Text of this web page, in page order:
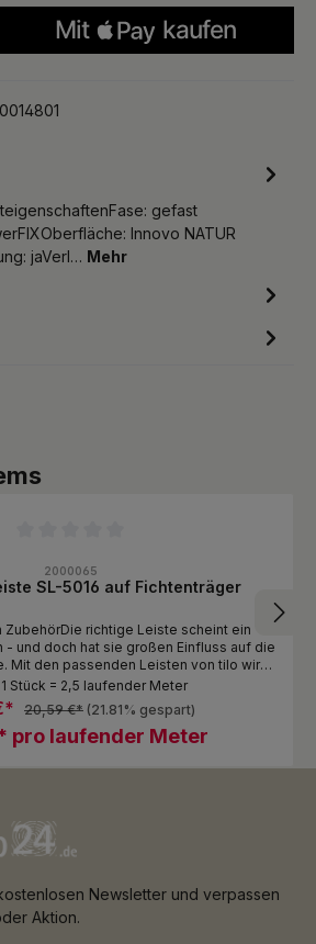
gefast
Innovo NATUR
jaVerl… Mehr
2000065
SL-5016 auf Fichtenträger
ZubehörDie richtige Leiste scheint ein
- und doch hat sie großen Einfluss auf die
Mit den passenden Leisten von tilo wird
Winkel Ihres Zuhauses spürbar Unsere
Raum ab und verleihen ihm ein schönes,
Bild. Sie halten den Boden bei der
unten, verstecken Kabel und sind
nützlich: Beim Aufwischen
die Fleckenbildung an der Wand.
pro laufender Meter
20,59 €* (21.81% gespart)
1 Stück = 2,5 laufender Meter
Newsletter und verpassen
Aktion.